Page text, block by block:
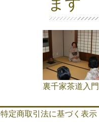
裏千家茶道入門
特定商取引法に基づく表示